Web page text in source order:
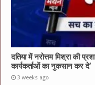
दतिया में नरोत्तम मिश्रा की
कार्यकर्ताओं का नुकसान कर दे’
3 weeks ago